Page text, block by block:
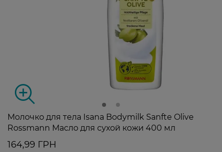
Молочко для тела Isana Bodymilk Sanfte Olive
Rossmann Масло для сухой кожи 400 мл
164,99 ГРН